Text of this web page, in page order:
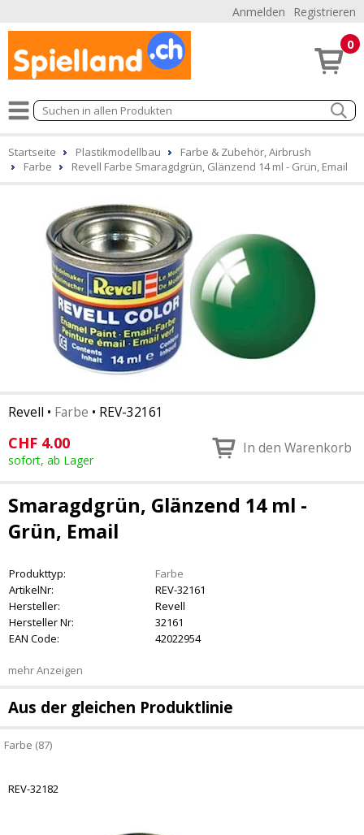
Anmelden Registrieren
0
Startseite Plastikmodellbau
Farbe & Zubehör, Airbrush
Farbe
Revell Farbe Smaragdgrün, Glänzend 14 ml - Grün, Email
Revell • Farbe • REV-32161
CHF 4.00
sofort, ab Lager
In den Warenkorb
Smaragdgrün, Glänzend 14 ml -
Grün, Email
Produkttyp:
Farbe
ArtikelNr:
REV-32161
Hersteller:
Revell
Hersteller Nr:
32161
EAN Code:
42022954
mehr Anzeigen
Aus der gleichen Produktlinie
Farbe (87)
REV-32182